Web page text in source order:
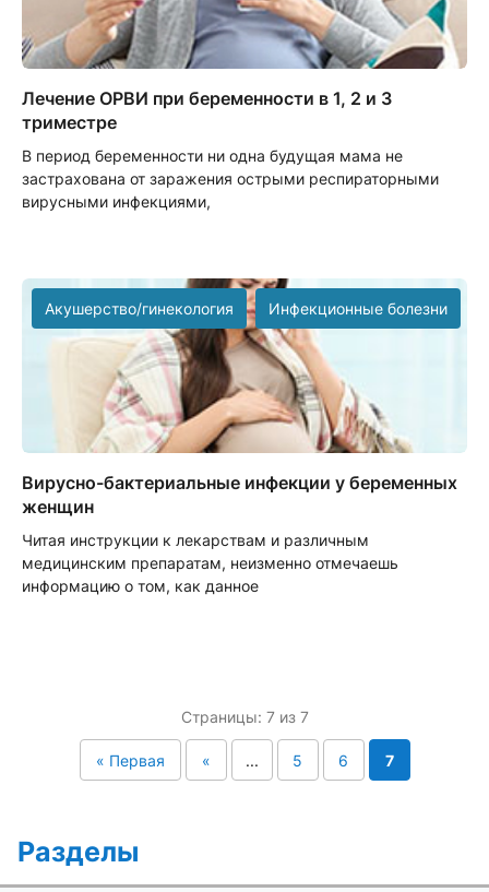
Разделы
Лечение ОРВИ при беременности в 1, 2 и 3
триместре
В период беременности ни одна будущая мама не
застрахована от заражения острыми респираторными
вирусными инфекциями,
Акушерство/гинекология Инфекционные болезни
Вирусно-бактериальные инфекции у беременных
женщин
Читая инструкции к лекарствам и различным
медицинским препаратам, неизменно отмечаешь
информацию о том, как данное
Страницы: 7 из 7
« Первая « ... 5 6 7